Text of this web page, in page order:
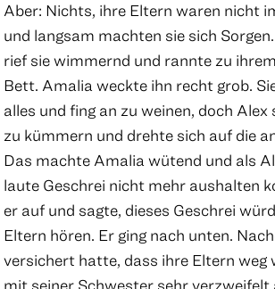
Aber: Nichts, ihre Eltern waren nicht
und langsam machten sie sich
rief sie wimmernd und rannte zu
Bett. Amalia weckte ihn recht grob.
alles und fing an zu weinen, doch
zu kümmern und drehte sich auf die
Das machte Amalia wütend und als
laute Geschrei nicht mehr aushalten
er auf und sagte, dieses Geschrei
Eltern hören. Er ging nach unten.
versichert hatte, dass ihre Eltern weg
mit seiner Schwester sehr verzweifelt